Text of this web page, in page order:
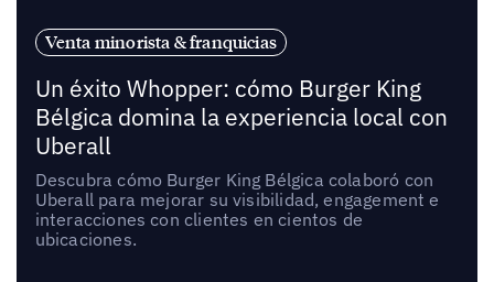
Venta minorista & franquicias
Un éxito Whopper: cómo Burger King
Bélgica domina la experiencia local con
Uberall
Descubra cómo Burger King Bélgica colaboró con
Uberall para mejorar su visibilidad, engagement e
interacciones con clientes en cientos de
ubicaciones.